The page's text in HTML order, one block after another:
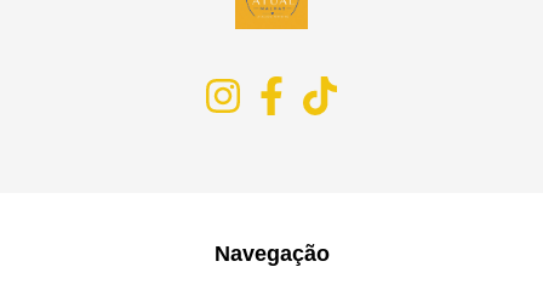
Navegação